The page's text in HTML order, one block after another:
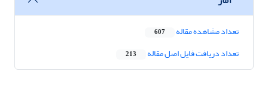
تعداد مشاهده مقاله 607
تعداد دریافت فایل اصل مقاله 213